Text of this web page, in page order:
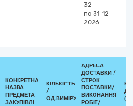
32
по 31-12-
2026
КОНКРЕТНА
НАЗВА
ПРЕДМЕТА
ЗАКУПІВЛІ
КІЛЬКІСТЬ
/
ОД.ВИМІРУ
АДРЕСА
ДОСТАВКИ /
СТРОК
ПОСТАВКИ/
ВИКОНАННЯ
РОБІТ/
ДК